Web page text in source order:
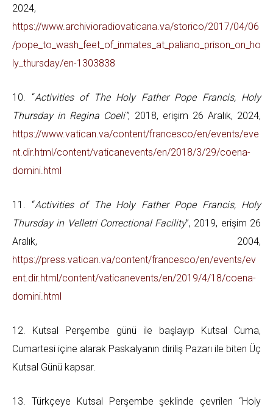
2024,
https://www.archivioradiovaticana.va/storico/2017/04/06
/pope_to_wash_feet_of_inmates_at_paliano_prison_on_ho
ly_thursday/en-1303838
10. “Activities of The Holy Father Pope Francis, Holy
Thursday in Regina Coeli”, 2018, erişim 26 Aralık, 2024,
https://www.vatican.va/content/francesco/en/events/eve
nt.dir.html/content/vaticanevents/en/2018/3/29/coena-
domini.html
11. “Activities of The Holy Father Pope Francis, Holy
Thursday in Velletri Correctional Facility”, 2019, erişim 26
Aralık, 2004,
https://press.vatican.va/content/francesco/en/events/ev
ent.dir.html/content/vaticanevents/en/2019/4/18/coena-
domini.html
12. Kutsal Perşembe günü ile başlayıp Kutsal Cuma,
Cumartesi içine alarak Paskalyanın diriliş Pazarı ile biten Üç
Kutsal Günü kapsar.
13. Türkçeye Kutsal Perşembe şeklinde çevrilen “Holy